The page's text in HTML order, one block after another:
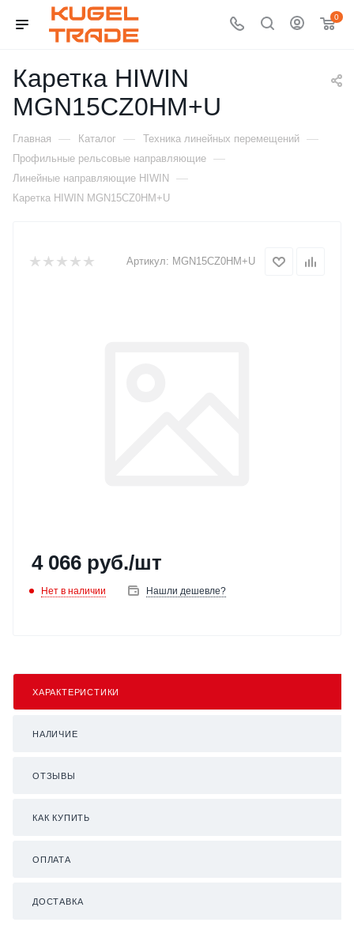
0
Каретка HIWIN
MGN15CZ0HM+U
Главная — Каталог — Техника линейных перемещений —
Профильные рельсовые направляющие —
Линейные направляющие HIWIN —
Каретка HIWIN MGN15CZ0HM+U
Артикул: MGN15CZ0HM+U
4 066 руб./шт
Нет в наличии Нашли дешевле?
ХАРАКТЕРИСТИКИ
НАЛИЧИЕ
ОТЗЫВЫ
КАК КУПИТЬ
ОПЛАТА
ДОСТАВКА